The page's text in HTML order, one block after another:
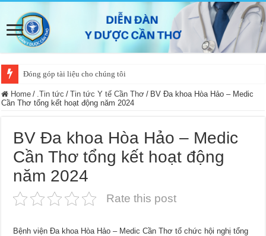
Đóng góp tài liệu cho chúng tôi
Home / .Tin tức / Tin tức Y tế Cần Thơ / BV Đa khoa Hòa Hảo – Medic
Cần Thơ tổng kết hoạt động năm 2024
BV Đa khoa Hòa Hảo – Medic
Cần Thơ tổng kết hoạt động
năm 2024
Rate this post
Bệnh viện Đa khoa Hòa Hảo – Medic Cần Thơ tổ chức hội nghị tổng